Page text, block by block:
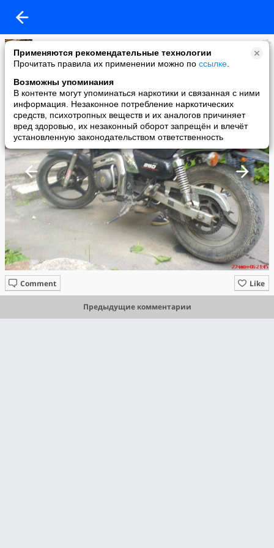
Применяются рекомендательные технологии
Прочитать правила их применении можно по ссылке
Возможны упоминания
В контенте могут упоминаться наркотики и связанная с ними
информация. Незаконное потребление наркотических
средств, психотропных веществ и их аналогов причиняет
вред здоровью, их незаконный оборот запрещён и влечёт
установленную законодательством ответственность
Алекс
added a photo
28 Feb в 20:06
Like
Comment
Предыдущие комментарии